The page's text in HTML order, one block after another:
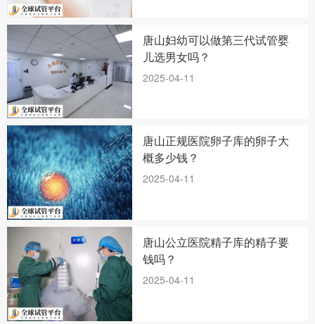
唐山妇幼可以做第三代试管婴
儿选男女吗？
2025-04-11
唐山正规医院卵子库的卵子大
概多少钱？
2025-04-11
唐山公立医院精子库的精子要
钱吗？
2025-04-11